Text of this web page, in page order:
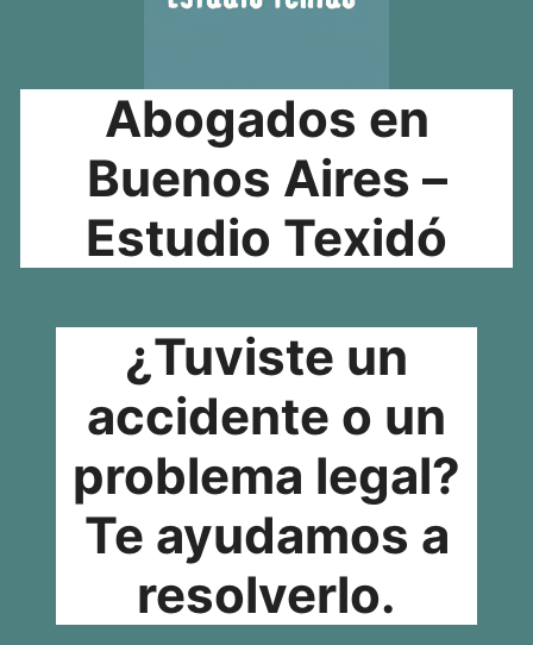
Abogados en
Buenos Aires –
Estudio Texidó
¿Tuviste un
accidente o un
problema legal?
Te ayudamos a
resolverlo.